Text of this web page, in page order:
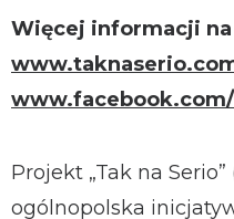
Więcej informacji
Projekt „Tak na
ogólnopolska